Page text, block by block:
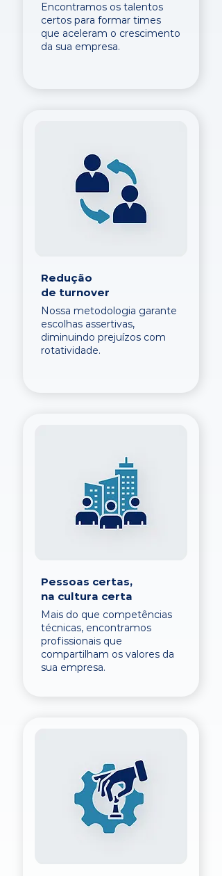
Encontramos os talentos
certos para formar times
que aceleram o crescimento
da sua empresa.
Redução
de turnover
Nossa metodologia garante
escolhas assertivas,
diminuindo prejuízos com
rotatividade.
Pessoas certas,
na cultura certa
Mais do que competências
técnicas, encontramos
profissionais que
compartilham os valores da
sua empresa.